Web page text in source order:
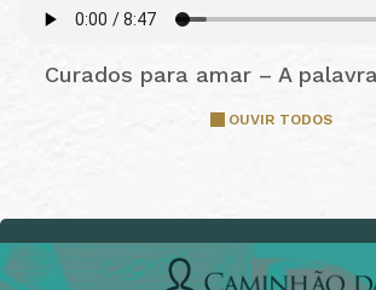
Curados para amar – A
OUVIR TODOS